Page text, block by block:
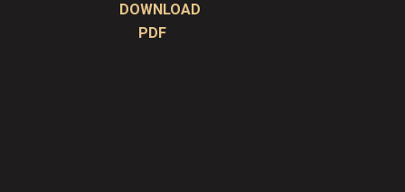
DOWNLOAD
PDF